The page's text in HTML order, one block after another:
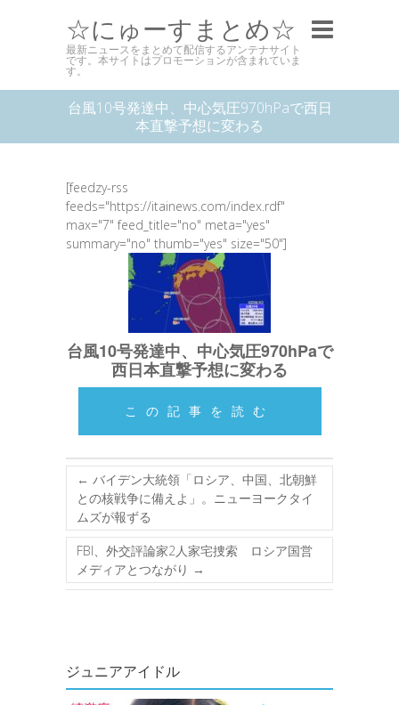
☆にゅーすまとめ☆
最新ニュースをまとめて配信するアンテナサイト
です。本サイトはプロモーションが含まれていま
す。
台風10号発達中、中心気圧970hPaで西日
本直撃予想に変わる
[feedzy-rss
feeds="https://itainews.com/index.rdf"
max="7" feed_title="no" meta="yes"
summary="no" thumb="yes" size="50"]
台風10号発達中、中心気圧970hPaで
西日本直撃予想に変わる
この記事を読む
← バイデン大統領「ロシア、中国、北朝鮮
との核戦争に備えよ」。ニューヨークタイ
ムズが報ずる
FBI、外交評論家2人家宅捜索 ロシア国営
メディアとつながり →
ジュニアアイドル